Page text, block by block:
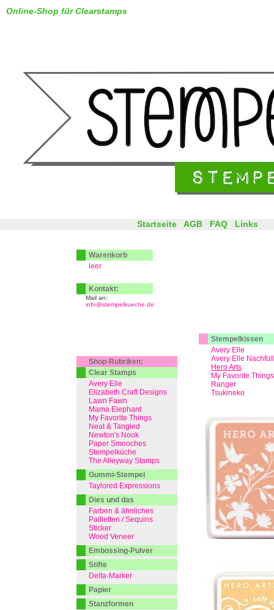
Online-Shop für Clearstamps
Stempelkissen
Avery Elle
Avery Elle
Hero Arts
My Favorite Things
Ranger
Tsukineko
Startseite AGB FAQ Links
Warenkorb
leer
Kontakt:
Mail an:
info@stempelkueche.de
Shop-Rubriken:
Clear Stamps
Avery Elle
Elizabeth Craft Designs
Lawn Fawn
Mama Elephant
My Favorite Things
Neat & Tangled
Newton's Nook
Paper Smooches
Stempelküche
The Alleyway Stamps
Gummi-Stempel
Taylored Expressions
Dies und das
Farben & ähnliches
Pailletten / Sequins
Sticker
Wood Veneer
Embossing-Pulver
Stifte
Delta-Marker
Papier
Stanzformen